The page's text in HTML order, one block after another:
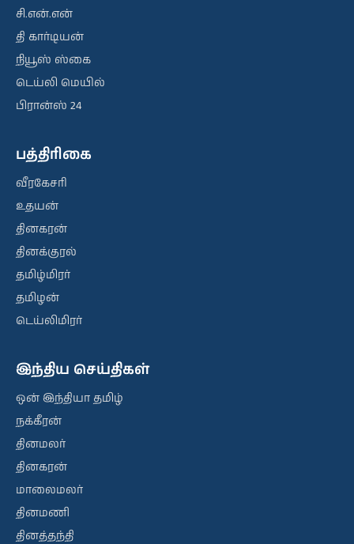
சி.என்.என்
தி கார்டியன்
நியூஸ் ஸ்கை
டெய்லி மெயில்
பிரான்ஸ் 24
பத்திரிகை
வீரகேசரி
உதயன்
தினகரன்
தினக்குரல்
தமிழ்மிரர்
தமிழன்
டெய்லிமிரர்
இந்திய செய்திகள்
ஒன் இந்தியா தமிழ்
நக்கீரன்
தினமலர்
தினகரன்
மாலைமலர்
தினமணி
தினத்தந்தி